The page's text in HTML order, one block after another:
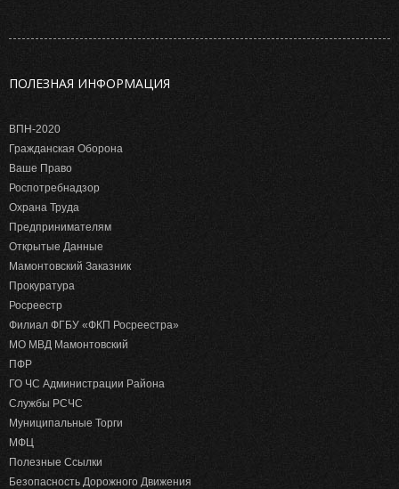
ПОЛЕЗНАЯ ИНФОРМАЦИЯ
ВПН-2020
Гражданская Оборона
Ваше Право
Роспотребнадзор
Охрана Труда
Предпринимателям
Открытые Данные
Мамонтовский Заказник
Прокуратура
Росреестр
Филиал ФГБУ «ФКП Росреестра»
МО МВД Мамонтовский
ПФР
ГО ЧС Администрации Района
Службы РСЧС
Муниципальные Торги
МФЦ
Полезные Ссылки
Безопасность Дорожного Движения